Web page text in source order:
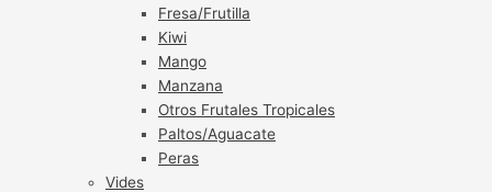
Fresa/Frutilla
Kiwi
Mango
Manzana
Otros Frutales Tropicales
Paltos/Aguacate
Peras
Vides